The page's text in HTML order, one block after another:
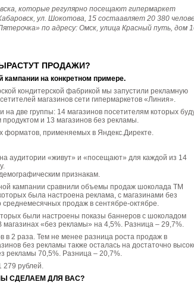
которые регулярно посещают гипермаркет
ул. Шокотова, 15 состаавляет 20 380
по адресу: Омск, улица Красный путь, дом
ПРОДАЖИ?
на конкретном примере.
кондитерской фабрикой мы запустили рекламную
магазинов сети гипермаркетов «Линия».
на две группы: 14 магазинов посетителям которых
и 13 магазинов без рекламы.
форматов, применяемых в Яндекс.Директе.
аудитории «живут» и «посещают» для каждой из 14
признакам.
кампании сравнили объемы продаж шоколада ТМ
была настроена реклама, с магазинами без
продаж в сентябре-октябре.
были настроены показы баннеров с шоколадом
«без рекламы» на 4,5%. Разница – 29,7%.
в 2 раза. Тем не менее разница роста продаж в
без рекламы также осталась на достаточно
рекламы 70,5%. Разница – 20,7%.
279 рублей.
СДЕЛАЕМ ДЛЯ ВАС?